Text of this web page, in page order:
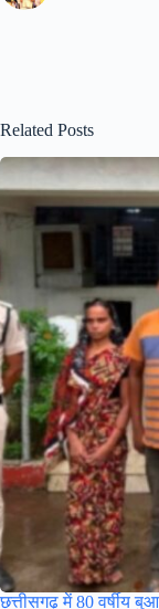
Related Posts
छत्तीसगढ़ में 80 वर्षीय